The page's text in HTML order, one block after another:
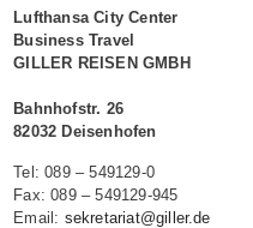
Lufthansa City Center
Business Travel
GILLER REISEN GMBH
Bahnhofstr. 26
82032 Deisenhofen
Tel: 089 – 549129-0
Fax: 089 – 549129-945
Email: sekretariat@giller.de